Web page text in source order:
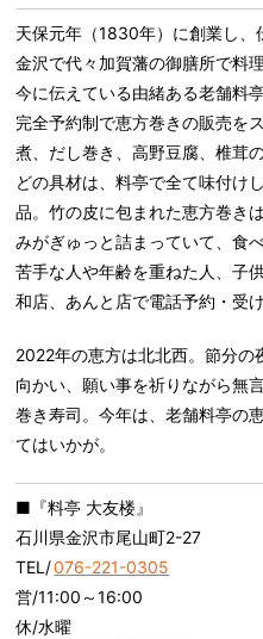
天保元年（1830年）に創業し、
金沢で代々加賀藩の御膳所で料
今に伝えている由緒ある老舗料
完全予約制で恵方巻きの販売を
煮、だし巻き、高野豆腐、椎茸
どの具材は、料亭で全て味付け
品。竹の皮に包まれた恵方巻き
みがぎゅっと詰まっていて、食
苦手な人や年齢を重ねた人、子
和店、あんと店で電話予約・受
2022年の恵方は北北西。節分の
向かい、願い事を祈りながら無
巻き寿司。今年は、老舗料亭の
てはいかが。
■『料亭 大友楼』
石川県金沢市尾山町2-27
TEL/076-221-0305
営/11:00～16:00
休/水曜